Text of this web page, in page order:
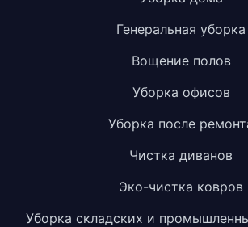
Генеральная уборка
Вощение полов
Уборка офисов
Уборка после
Чистка диванов
Эко-чистка ковров
Уборка складских и